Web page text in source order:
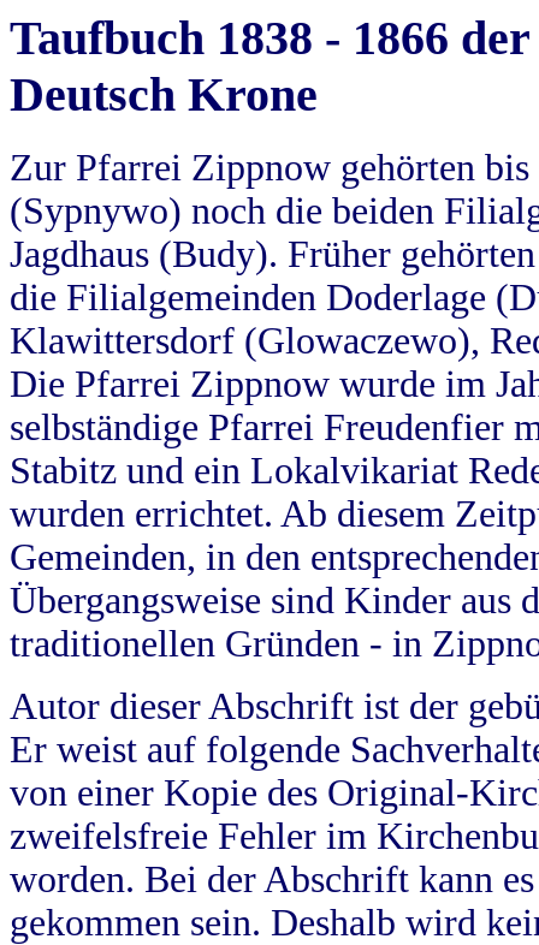
Taufbuch 1838 - 1866
Deutsch Krone
Zur Pfarrei Zippnow gehörten
(Sypnywo) noch die beiden
Jagdhaus (Budy). Früher
die Filialgemeinden Doderlage
Klawittersdorf (Glowaczewo),
Die Pfarrei Zippnow wurde im
selbständige Pfarrei Freudenfier
Stabitz und ein Lokalvikariat
wurden errichtet. Ab diesem
Gemeinden, in den
Übergangsweise sind Kinder aus
traditionellen Gründen - in
Autor dieser Abschrift ist der
Er weist auf folgende
von einer Kopie des Original-
zweifelsfreie Fehler im
worden. Bei der Abschrift kann
gekommen sein. Deshalb wird